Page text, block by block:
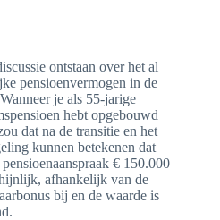
ontstaan over het al
pensioenvermogen in de
je als 55-jarige
hebt opgebouwd
dat na de transitie en het
kunnen betekenen dat
€ 150.000
afhankelijk van de
bij en de waarde is